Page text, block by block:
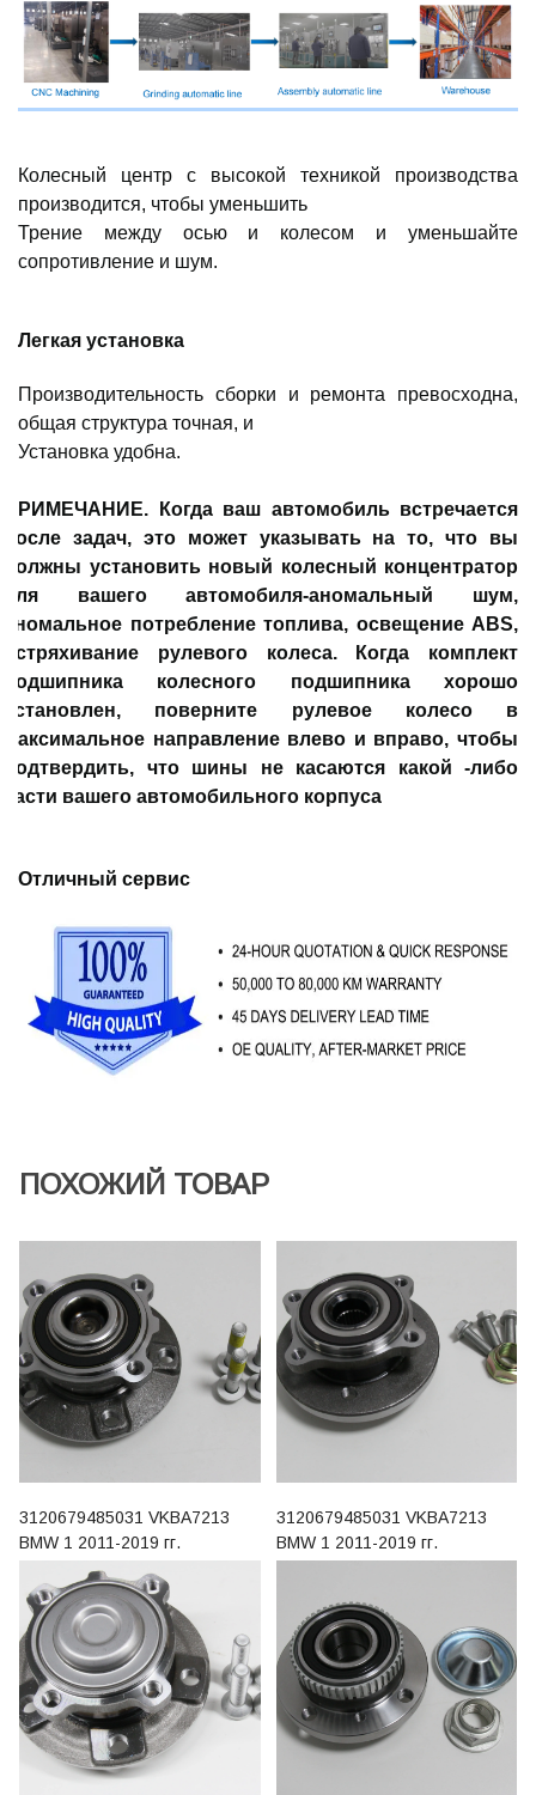
Колесный центр с высокой техникой производства
производится, чтобы уменьшить
Трение между осью и колесом и уменьшайте
сопротивление и шум.
Легкая установка
Производительность сборки и ремонта превосходна,
общая структура точная, и
Установка удобна.
ПРИМЕЧАНИЕ. Когда ваш автомобиль встречается
после задач, это может указывать на то, что вы
должны установить новый колесный концентратор
для вашего автомобиля-аномальный шум,
аномальное потребление топлива, освещение ABS,
встряхивание рулевого колеса. Когда комплект
подшипника колесного подшипника хорошо
установлен, поверните рулевое колесо в
максимальное направление влево и вправо, чтобы
подтвердить, что шины не касаются какой -либо
части вашего автомобильного корпуса
Отличный сервис
ПОХОЖИЙ ТОВАР
3120679485031 VKBA7213
BMW 1 2011-2019 гг.
3120679485031 VKBA7213
BMW 1 2011-2019 гг.